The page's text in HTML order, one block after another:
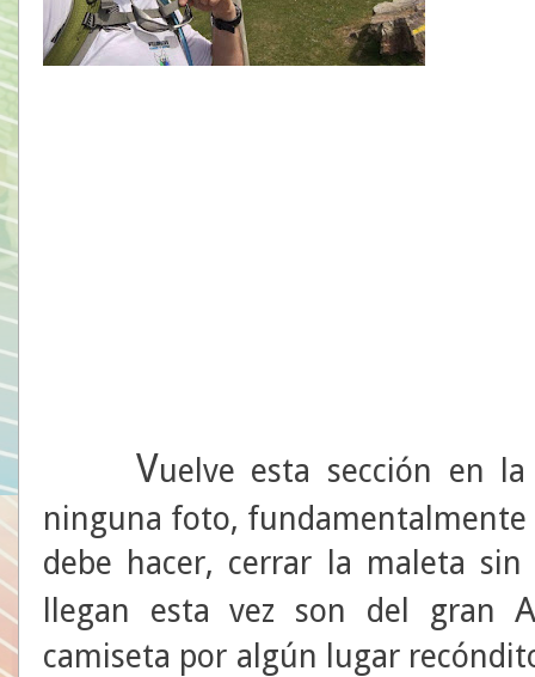
Vuelve esta sección en
ninguna foto, fundamentalmente
debe hacer, cerrar la maleta
llegan esta vez son del gran
camiseta por algún lugar